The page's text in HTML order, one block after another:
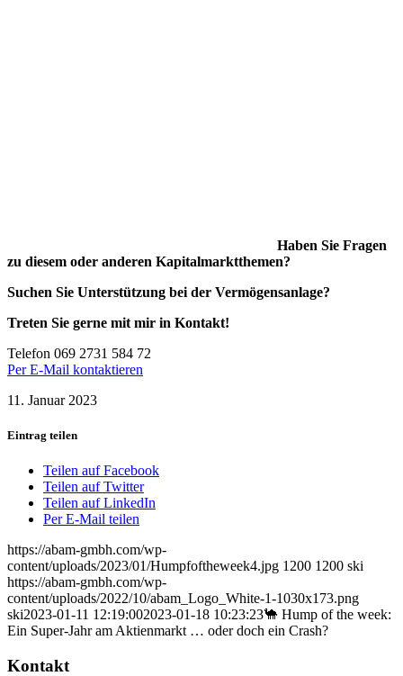
Haben Sie Fragen
zu diesem oder anderen Kapitalmarktthemen?
Suchen Sie Unterstützung bei der Vermögensanlage?
Treten Sie gerne mit mir in Kontakt!
Telefon 069 2731 584 72
Per E-Mail kontaktieren
11. Januar 2023
Eintrag teilen
Teilen auf Facebook
Teilen auf Twitter
Teilen auf LinkedIn
Per E-Mail teilen
https://abam-gmbh.com/wp-
content/uploads/2023/01/Humpfoftheweek4.jpg 1200 1200 ski
https://abam-gmbh.com/wp-
content/uploads/2022/10/abam_Logo_White-1-1030x173.png
ski2023-01-11 12:19:002023-01-18 10:23:23🐪 Hump of the week:
Ein Super-Jahr am Aktienmarkt … oder doch ein Crash?
Kontakt